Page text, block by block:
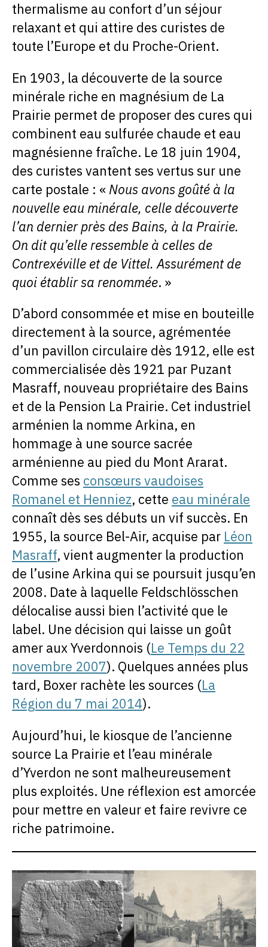
thermalisme au confort d’un séjour
relaxant et qui attire des curistes de
toute l’Europe et du Proche-Orient.
En 1903, la découverte de la source
minérale riche en magnésium de La
Prairie permet de proposer des cures qui
combinent eau sulfurée chaude et eau
magnésienne fraîche. Le 18 juin 1904,
des curistes vantent ses vertus sur une
carte postale : « Nous avons goûté à la
nouvelle eau minérale, celle découverte
l’an dernier près des Bains, à la Prairie.
On dit qu’elle ressemble à celles de
Contrexéville et de Vittel. Assurément de
quoi établir sa renommée. »
D’abord consommée et mise en bouteille
directement à la source, agrémentée
d’un pavillon circulaire dès 1912, elle est
commercialisée dès 1921 par Puzant
Masraff, nouveau propriétaire des Bains
et de la Pension La Prairie. Cet industriel
arménien la nomme Arkina, en
hommage à une source sacrée
arménienne au pied du Mont Ararat.
Comme ses consœurs vaudoises
Romanel et Henniez, cette eau minérale
connaît dès ses débuts un vif succès. En
1955, la source Bel-Air, acquise par Léon
Masraff, vient augmenter la production
de l’usine Arkina qui se poursuit jusqu’en
2008. Date à laquelle Feldschlösschen
délocalise aussi bien l’activité que le
label. Une décision qui laisse un goût
amer aux Yverdonnois (Le Temps du 22
novembre 2007). Quelques années plus
tard, Boxer rachète les sources (La
Région du 7 mai 2014).
Aujourd’hui, le kiosque de l’ancienne
source La Prairie et l’eau minérale
d’Yverdon ne sont malheureusement
plus exploités. Une réflexion est amorcée
pour mettre en valeur et faire revivre ce
riche patrimoine.